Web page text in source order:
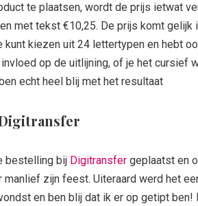
te plaatsen, wordt de prijs ietwat
met tekst €10,25. De prijs komt gelijk
kunt kiezen uit 24 lettertypen en hebt
invloed op de uitlijning, of je het cursief
echt heel blij met het resultaat
bestelling bij Digitransfer geplaatst en
manlief zijn feest. Uiteraard werd het
en ben blij dat ik er op getipt